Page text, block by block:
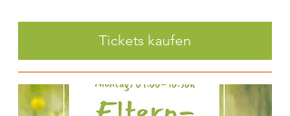
Tickets kaufen